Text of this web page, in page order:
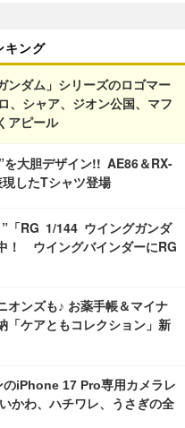
キング
ンダム」シリーズのロゴマー
、シャア、ジオン公国、マフ
アピール
を大胆デザイン!! AE86＆RX-
したTシャツ登場
「RG 1/144 ウイングガンダ
！ ウイングバインダーにRG
オンズも♪ お薬手帳＆マイナ
「ケアともコレクション」新
iPhone 17 Pro専用カメラレ
かわ、ハチワレ、うさぎの全